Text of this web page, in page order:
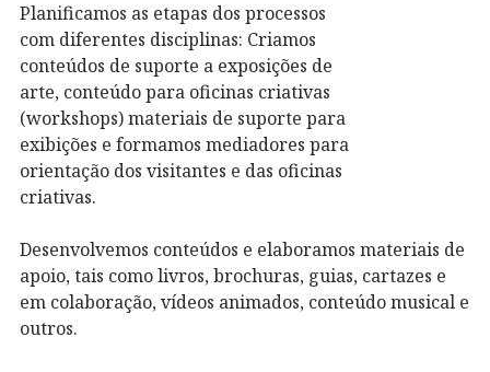
Planificamos as etapas dos processos
com diferentes disciplinas: Criamos
conteúdos de suporte a exposições de
arte, conteúdo para oficinas criativas
(workshops) materiais de suporte para
exibições e formamos mediadores para
orientação dos visitantes e das oficinas
criativas.
Desenvolvemos conteúdos e elaboramos materiais de
apoio, tais como livros, brochuras, guias, cartazes e
em colaboração, vídeos animados, conteúdo musical e
outros.